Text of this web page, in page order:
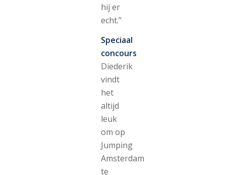
hij er
echt.’’
Speciaal
concours
Diederik
vindt
het
altijd
leuk
om op
Jumping
Amsterdam
te